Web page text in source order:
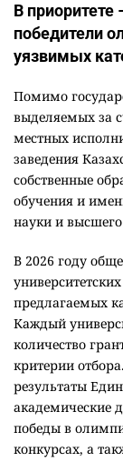
В приоритете
победители
уязвимых
Помимо
выделяемых за
местных
заведения
собственные
обучения и
науки и
В 2026 году
предлагаемых
Каждый
количество
критерии
результаты
академические
победы в
конкурсах, а